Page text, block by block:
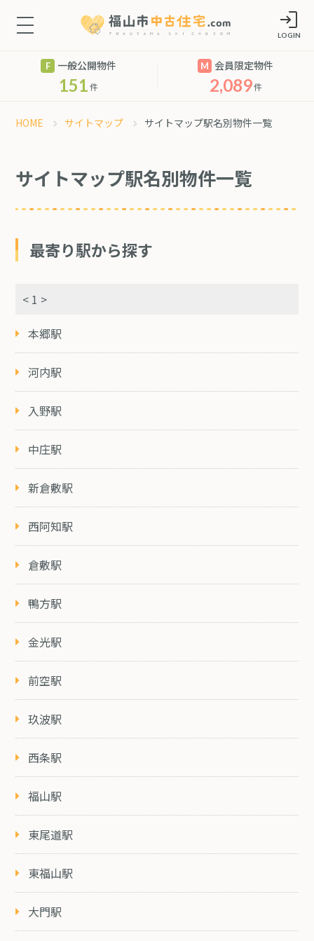
LOGIN
一般公開物件
151件
会員限定物件
2,089件
HOME サイトマップ サイトマップ駅名別物件一覧
サイトマップ駅名別物件一覧
最寄り駅から探す
< 1 >
本郷駅
河内駅
入野駅
中庄駅
新倉敷駅
西阿知駅
倉敷駅
鴨方駅
金光駅
前空駅
玖波駅
西条駅
福山駅
東尾道駅
東福山駅
大門駅